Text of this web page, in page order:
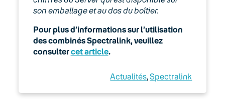
son emballage et au dos du boîtier.
Pour plus d’informations sur l’utilisation
des combinés Spectralink, veuillez
consultercet article.
Actualités , Spectralink